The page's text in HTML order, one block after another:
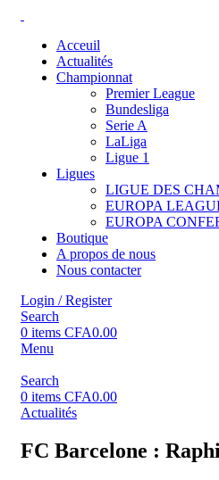
Acceuil
Actualités
Championnat
Premier League
Bundesliga
Serie A
LaLiga
Ligue 1
Ligues
LIGUE DES
EUROPA
EUROPA
Boutique
A propos de nous
Nous contacter
Login / Register
Search
0 items CFA0.00
Menu
Search
0 items CFA0.00
Actualités
FC Barcelone :